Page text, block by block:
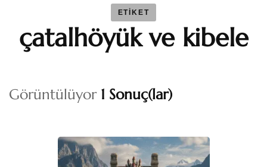
ETIKET
çatalhöyük ve kibele
Görüntülüyor 1 Sonuç(lar)